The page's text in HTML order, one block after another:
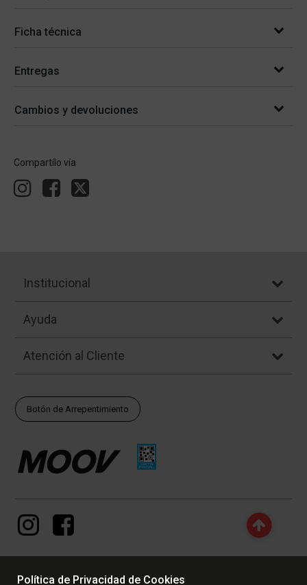
Ficha técnica
Entregas
Cambios y devoluciones
Compartílo vía
Institucional
Ayuda
Atención al Cliente
Botón de Arrepentimiento
Política de Privacidad de Cookies